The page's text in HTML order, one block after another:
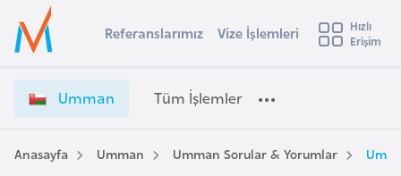
Ülke Seçimi
Başvuru yapmak istediğiniz ülkeyi seçin
Üye
Girişi
m
a
n
V
e
t
Referanslarımız Vize İşlemleri
Hızlı
Erişim
Umman Tüm İşlemler
Anasayfa Umman Umman Sorular & Yorumlar
s
t
r
a